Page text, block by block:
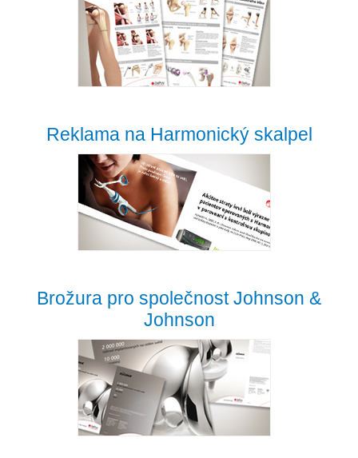
Reklama na Harmonický skalpel
Brožura pro společnost Johnson &
Johnson